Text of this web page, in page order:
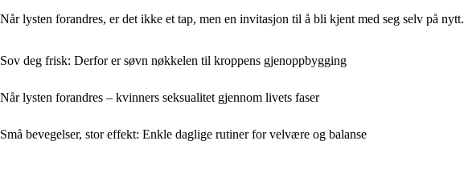
Når lysten forandres, er det ikke et tap, men en invitasjon til å bli kjent med seg selv på nytt.
Sov deg frisk: Derfor er søvn nøkkelen til kroppens gjenoppbygging
Når lysten forandres – kvinners seksualitet gjennom livets faser
Små bevegelser, stor effekt: Enkle daglige rutiner for velvære og balanse